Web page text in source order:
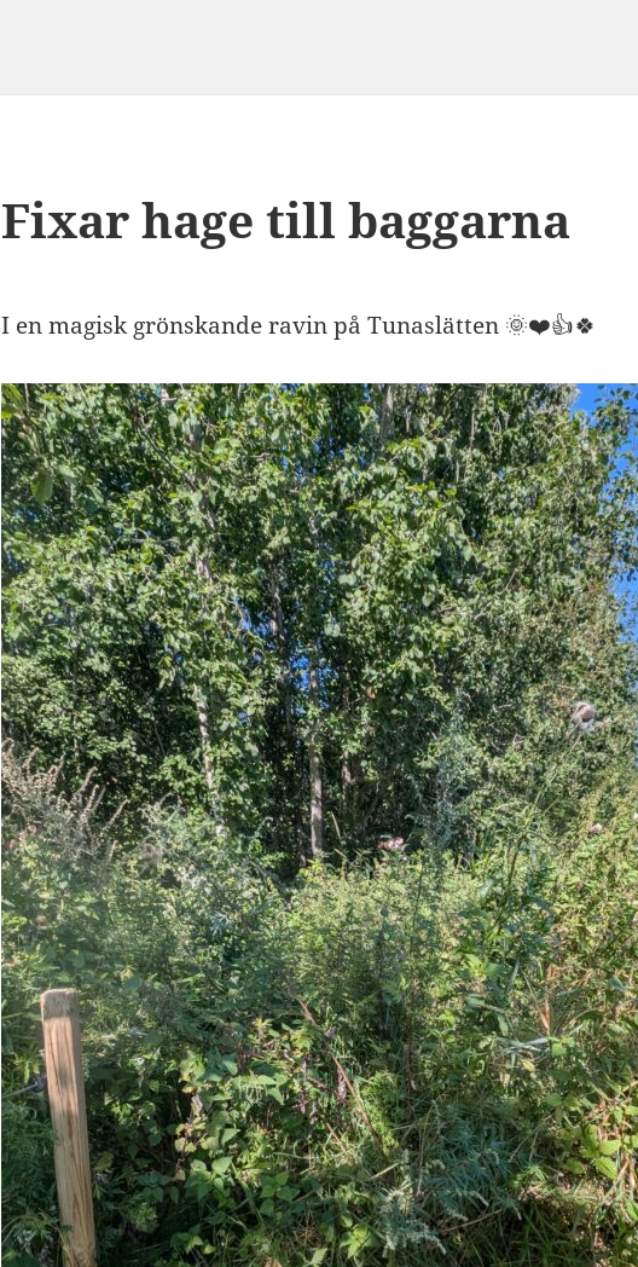
Fixar hage till baggarna
I en magisk grönskande ravin på Tunaslätten 🌞❤️👍🍀